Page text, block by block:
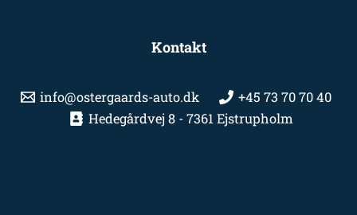
Kontakt
info@ostergaards-auto.dk
+45 73 70 70 40
Hedegårdvej 8 - 7361 Ejstrupholm